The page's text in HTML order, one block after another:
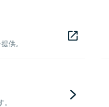
供。